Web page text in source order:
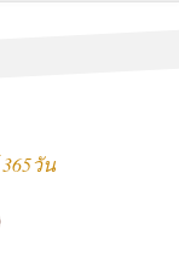
วัน